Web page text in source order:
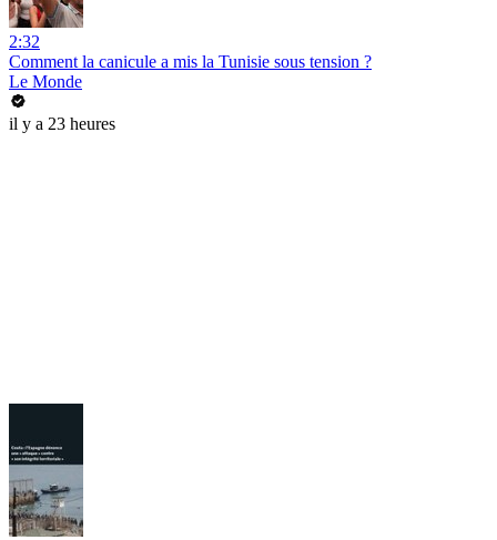
2:32
Comment la canicule a mis la Tunisie sous tension ?
Le Monde
il y a 23 heures